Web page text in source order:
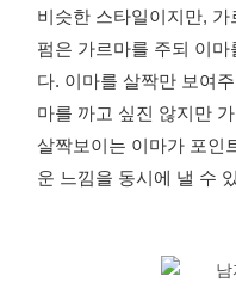
비슷한 스타일이지만,
펌은 가르마를 주되 이
다. 이마를 살짝만 보여
마를 까고 싶진 않지만
살짝보이는 이마가 포인
운 느낌을 동시에 낼 수